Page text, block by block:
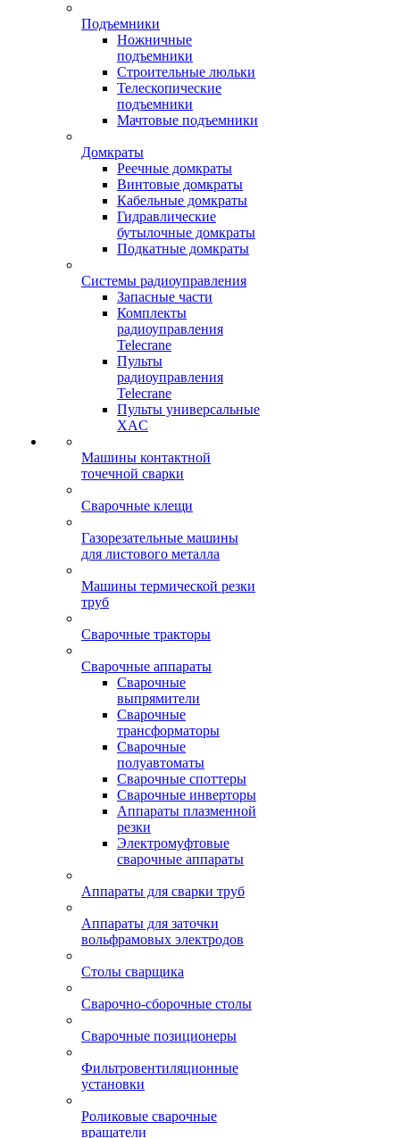
Подъемники
Ножничные
подъемники
Строительные люльки
Телескопические
подъемники
Мачтовые подъемники
Домкраты
Реечные домкраты
Винтовые домкраты
Кабельные домкраты
Гидравлические
бутылочные домкраты
Подкатные домкраты
Системы радиоуправления
Запасные части
Комплекты
радиоуправления
Telecrane
Пульты
радиоуправления
Telecrane
Пульты универсальные
XAC
Машины контактной
точечной сварки
Сварочные клещи
Газорезательные машины
для листового металла
Машины термической резки
труб
Сварочные тракторы
Сварочные аппараты
Сварочные
выпрямители
Сварочные
трансформаторы
Сварочные
полуавтоматы
Сварочные споттеры
Сварочные инверторы
Аппараты плазменной
резки
Электромуфтовые
сварочные аппараты
Аппараты для сварки труб
Аппараты для заточки
вольфрамовых электродов
Столы сварщика
Сварочно-сборочные столы
Сварочные позиционеры
Фильтровентиляционные
установки
Роликовые сварочные
вращатели